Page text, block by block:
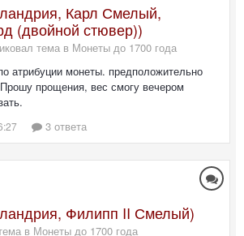
Карл Смелый,
(двойной стювер))
тема в Монеты до 1700 года
атрибуции монеты. предположительно
прощения, вес смогу вечером
3 ответа
Филипп II Смелый)
в Монеты до 1700 года